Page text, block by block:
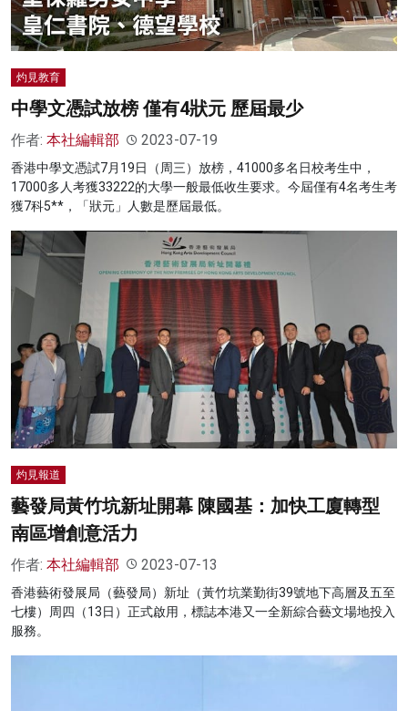
灼見教育
中學文憑試放榜 僅有4狀元 歷屆最少
作者: 本社編輯部 2023-07-19
香港中學文憑試7月19日（周三）放榜，41000多名日校考生中，
17000多人考獲33222的大學一般最低收生要求。今屆僅有4名考生考
獲7科5**，「狀元」人數是歷屆最低。
灼見報道
藝發局黃竹坑新址開幕 陳國基：加快工廈轉型
南區增創意活力
作者: 本社編輯部 2023-07-13
香港藝術發展局（藝發局）新址（黃竹坑業勤街39號地下高層及五至
七樓）周四（13日）正式啟用，標誌本港又一全新綜合藝文場地投入
服務。